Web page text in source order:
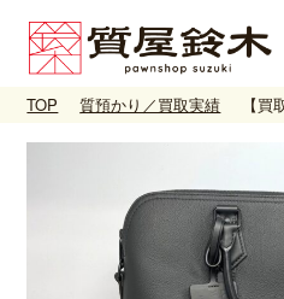
TOP 質預かり／買取実績 【